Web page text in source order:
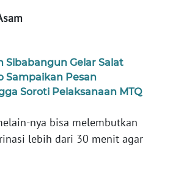
Sibabangun Gelar Salat
Sampaikan Pesan
Soroti Pelaksanaan MTQ
nya bisa melembutkan
lebih dari 30 menit agar